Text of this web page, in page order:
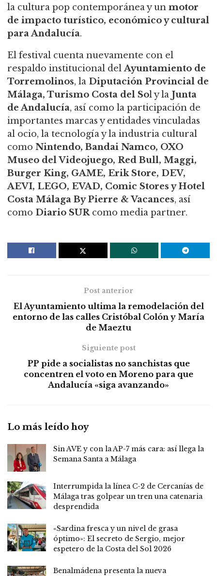
la cultura pop contemporánea y un motor
de impacto turístico, económico y cultural
para Andalucía.
El festival cuenta nuevamente con el
respaldo institucional delAyuntamiento de
Torremolinos, la Diputación Provincial de
Málaga, Turismo Costa del Sol y la Junta
de Andalucía, así como la participación de
importantes marcas y entidades vinculadas
al ocio, la tecnología y la industria cultural
como Nintendo, Bandai Namco, OXO
Museo del Videojuego, Red Bull, Maggi,
Burger King, GAME, Erik Store, DEV,
AEVI, LEGO, EVAD, Comic Stores y Hotel
Costa Málaga By Pierre & Vacances, así
como Diario SURcomo media partner.
Post anterior
El Ayuntamiento ultima la remodelación del
entorno de las calles Cristóbal Colón y María
de Maeztu
Siguiente post
PP pide a socialistas no sanchistas que
concentren el voto en Moreno para que
Andalucía «siga avanzando»
Lo más leído hoy
Sin AVE y con la AP-7 más cara: así llega la
Semana Santa a Málaga
Interrumpida la línea C-2 de Cercanías de
Málaga tras golpear un tren una catenaria
desprendida
«Sardina fresca y un nivel de grasa
óptimo»: El secreto de Sergio, mejor
espetero de la Costa del Sol 2026
Benalmádena presenta la nueva